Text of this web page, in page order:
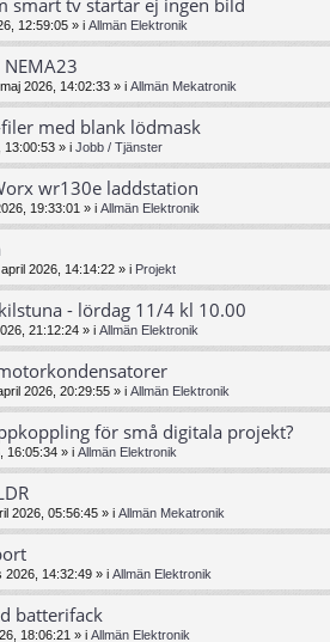
smart tv startar ej ingen bild
12:59:05 » i Allmän Elektronik
NEMA23
2026, 14:02:33 » i Allmän Mekatronik
filer med blank lödmask
13:00:53 » i Jobb / Tjänster
wr130e laddstation
19:33:01 » i Allmän Elektronik
2026, 14:14:22 » i Projekt
- lördag 11/4 kl 10.00
21:12:24 » i Allmän Elektronik
2026, 20:29:55 » i Allmän Elektronik
för små digitala projekt?
16:05:34 » i Allmän Elektronik
2026, 05:56:45 » i Allmän Mekatronik
2026, 14:32:49 » i Allmän Elektronik
batterifack
18:06:21 » i Allmän Elektronik